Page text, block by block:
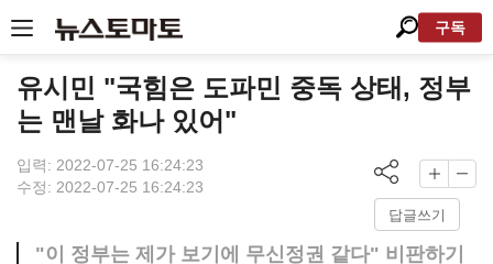
구독
유시민 "국힘은 도파민 중독 상태, 정부
는 맨날 화나 있어"
입력: 2022-07-25 16:24:23
수정: 2022-07-25 16:24:23
답글쓰기
"이 정부는 제가 보기에 무신정권 같다" 비판하기